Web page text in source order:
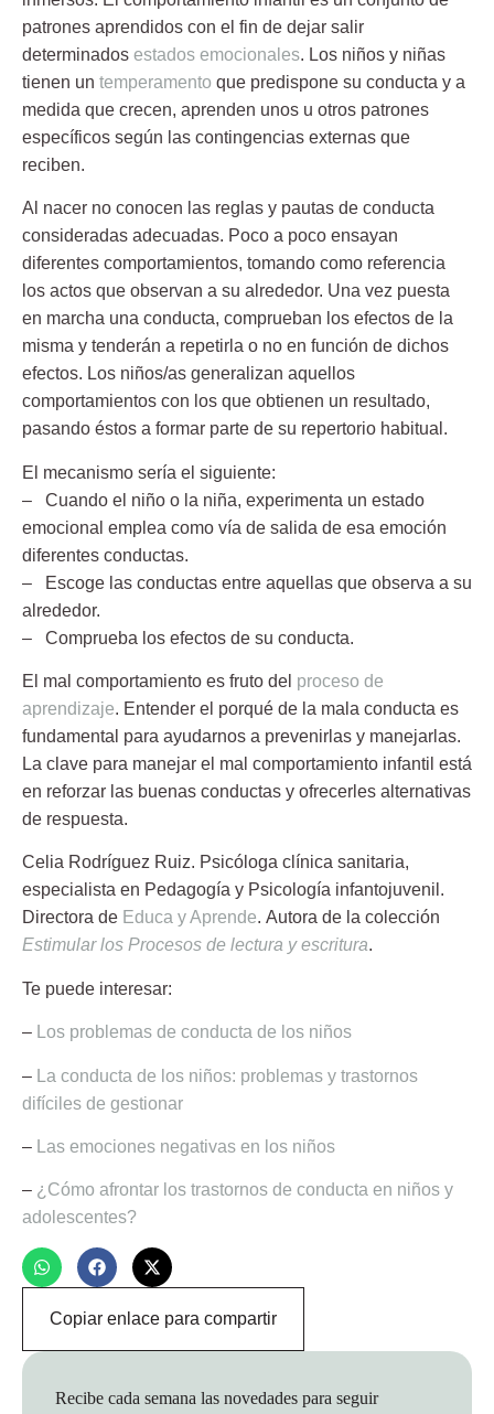
patrones aprendidos con el fin de dejar salir
determinados estados emocionales. Los niños y niñas
tienen un temperamento que predispone su conducta y a
medida que crecen, aprenden unos u otros patrones
específicos según las contingencias externas que
reciben.
Al nacer no conocen las reglas y pautas de conducta
consideradas adecuadas. Poco a poco ensayan
diferentes comportamientos, tomando como referencia
los actos que observan a su alrededor. Una vez puesta
en marcha una conducta, comprueban los efectos de la
misma y tenderán a repetirla o no en función de dichos
efectos. Los niños/as generalizan aquellos
comportamientos con los que obtienen un resultado,
pasando éstos a formar parte de su repertorio habitual.
El mecanismo sería el siguiente:
– Cuando el niño o la niña, experimenta un estado
emocional emplea como vía de salida de esa emoción
diferentes conductas.
– Escoge las conductas entre aquellas que observa a su
alrededor.
– Comprueba los efectos de su conducta.
El mal comportamiento es fruto del proceso de
aprendizaje. Entender el porqué de la mala conducta es
fundamental para ayudarnos a prevenirlas y manejarlas.
La clave para manejar el mal comportamiento infantil está
en reforzar las buenas conductas y ofrecerles alternativas
de respuesta.
Celia Rodríguez Ruiz. Psicóloga clínica sanitaria,
especialista en Pedagogía y Psicología infantojuvenil.
Directora de Educa y Aprende. Autora de la colección
Estimular los Procesos de lectura y escritura.
Te puede interesar:
– Los problemas de conducta de los niños
–
La conducta de los niños: problemas y trastornos
difíciles de gestionar
– Las emociones negativas en los niños
– ¿Cómo afrontar los trastornos de conducta en niños y
adolescentes?
Copiar enlace para compartir
Recibe cada semana las novedades para seguir